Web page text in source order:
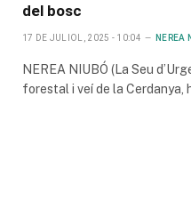
del bosc
17 DE JULIOL, 2025 - 10:04 NEREA
NEREA NIUBÓ (La Seu
forestal i veí de la